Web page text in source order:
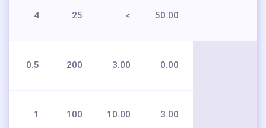
50.00
>
25
4
0.00
3.00
200
0.5
3.00
10.00
100
1